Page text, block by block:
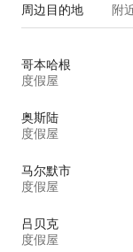
周边目的地 附
哥本哈根
度假屋
奥斯陆
度假屋
马尔默市
度假屋
吕贝克
度假屋